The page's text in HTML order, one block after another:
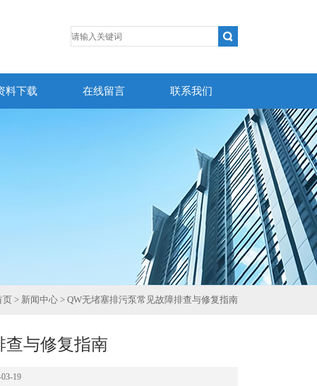
料下载 在线留言 联系我们
页 > 新闻中心 > QW无堵塞排污泵常见故障排查与修复指南
查与修复指南
19